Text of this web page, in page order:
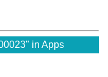
in Apps